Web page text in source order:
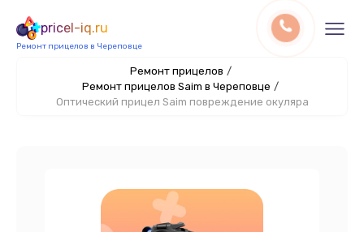
pricel-iq.ru
Ремонт прицелов в Череповце
Ремонт прицелов /
Ремонт прицелов Saim в Череповце /
Оптический прицел Saim повреждение окуляра